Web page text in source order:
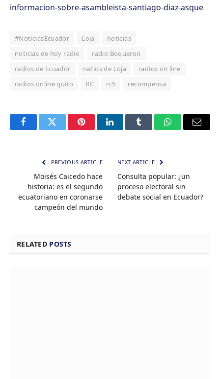
informacion-sobre-asambleista-santiago-diaz-asque
#NoticiasEcuador Loja
noticias
noticias de hoy radio
radio Boqueron
radios de Ecuador
radios de Loja
radios on line
radios online quito
RC rc5 recompensa
FacebookTwitter PinterestLinkedInTumblr WhatsAppEmail
PREVIOUS ARTICLE
Moisés Caicedo hace
historia: es el segundo
ecuatoriano en coronarse
campeón del mundo
NEXT ARTICLE
Consulta popular: ¿un
proceso electoral sin
debate social en Ecuador?
RELATED POSTS